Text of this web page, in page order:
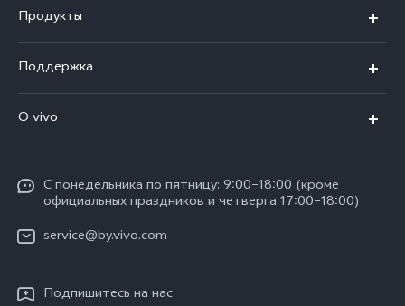
Продукты
V30 5G
V30 Lite
Y17s
Y18
Поддержка
Сервисный центр
Funtouch OS
IMEI аутентификация
Обновление системы
Инструкции по гарантии vivo
O vivo
Карьера в vivo
Юридическая информация
Центр конфиденциальности vivo
С понедельника по пятницу: 9:00–18:00 (кроме
официальных праздников и четверга 17:00–18:00)
service@by.vivo.com
Подпишитесь на нас